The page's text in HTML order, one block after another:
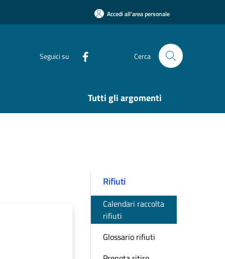
Accedi all'area personale
Seguici su Cerca
Tutti gli argomenti
Rifiuti
Calendari raccolta
rifiuti
Glossario rifiuti